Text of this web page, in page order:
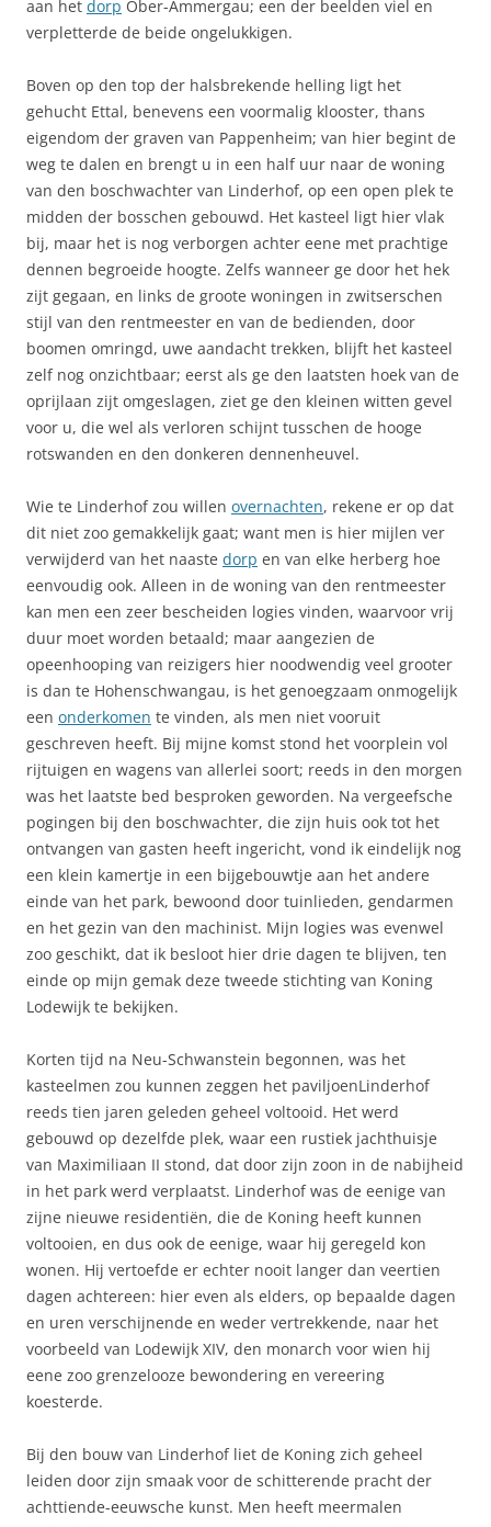
aan het dorp Ober-Ammergau; een der beelden viel en
verpletterde de beide ongelukkigen.
Boven op den top der halsbrekende helling ligt het
gehucht Ettal, benevens een voormalig klooster, thans
eigendom der graven van Pappenheim; van hier begint de
weg te dalen en brengt u in een half uur naar de woning
van den boschwachter van Linderhof, op een open plek te
midden der bosschen gebouwd. Het kasteel ligt hier vlak
bij, maar het is nog verborgen achter eene met prachtige
dennen begroeide hoogte. Zelfs wanneer ge door het hek
zijt gegaan, en links de groote woningen in zwitserschen
stijl van den rentmeester en van de bedienden, door
boomen omringd, uwe aandacht trekken, blijft het kasteel
zelf nog onzichtbaar; eerst als ge den laatsten hoek van de
oprijlaan zijt omgeslagen, ziet ge den kleinen witten gevel
voor u, die wel als verloren schijnt tusschen de hooge
rotswanden en den donkeren dennenheuvel.
Wie te Linderhof zou willen overnachten, rekene er op dat
dit niet zoo gemakkelijk gaat; want men is hier mijlen ver
verwijderd van het naaste dorp en van elke herberg hoe
eenvoudig ook. Alleen in de woning van den rentmeester
kan men een zeer bescheiden logies vinden, waarvoor vrij
duur moet worden betaald; maar aangezien de
opeenhooping van reizigers hier noodwendig veel grooter
is dan te Hohenschwangau, is het genoegzaam onmogelijk
een onderkomen te vinden, als men niet vooruit
geschreven heeft. Bij mijne komst stond het voorplein vol
rijtuigen en wagens van allerlei soort; reeds in den morgen
was het laatste bed besproken geworden. Na vergeefsche
pogingen bij den boschwachter, die zijn huis ook tot het
ontvangen van gasten heeft ingericht, vond ik eindelijk nog
een klein kamertje in een bijgebouwtje aan het andere
einde van het park, bewoond door tuinlieden, gendarmen
en het gezin van den machinist. Mijn logies was evenwel
zoo geschikt, dat ik besloot hier drie dagen te blijven, ten
einde op mijn gemak deze tweede stichting van Koning
Lodewijk te bekijken.
Korten tijd na Neu-Schwanstein begonnen, was het
kasteelmen zou kunnen zeggen het paviljoenLinderhof
reeds tien jaren geleden geheel voltooid. Het werd
gebouwd op dezelfde plek, waar een rustiek jachthuisje
van Maximiliaan II stond, dat door zijn zoon in de nabijheid
in het park werd verplaatst. Linderhof was de eenige van
zijne nieuwe residentiën, die de Koning heeft kunnen
voltooien, en dus ook de eenige, waar hij geregeld kon
wonen. Hij vertoefde er echter nooit langer dan veertien
dagen achtereen: hier even als elders, op bepaalde dagen
en uren verschijnende en weder vertrekkende, naar het
voorbeeld van Lodewijk XIV, den monarch voor wien hij
eene zoo grenzelooze bewondering en vereering
koesterde.
Bij den bouw van Linderhof liet de Koning zich geheel
leiden door zijn smaak voor de schitterende pracht der
achttiende-eeuwsche kunst. Men heeft meermalen